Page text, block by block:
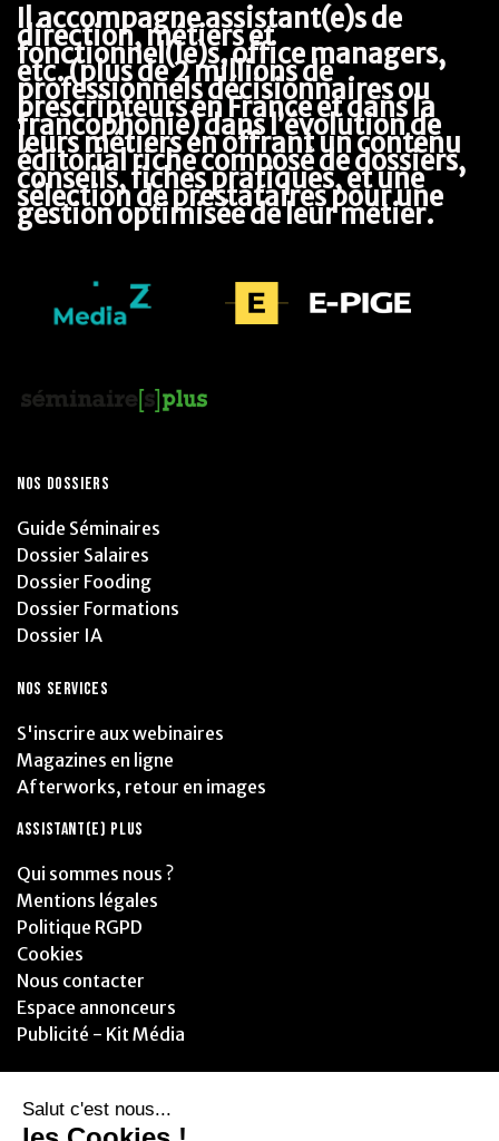
Il accompagne assistant(e)s de
direction, métiers et
fonctionnel(le)s, office managers,
etc. (plus de 2 millions de
professionnels décisionnaires ou
prescripteurs en France et dans la
francophonie) dans l’évolution de
leurs métiers en offrant un contenu
éditorial riche composé de dossiers,
conseils, fiches pratiques, et une
sélection de prestataires pour une
gestion optimisée de leur métier.
NOS DOSSIERS
Guide Séminaires
Dossier Salaires
Dossier Fooding
Dossier Formations
Dossier IA
NOS SERVICES
S'inscrire aux webinaires
Magazines en ligne
Afterworks, retour en images
ASSISTANT(E) PLUS
Qui sommes nous ?
Mentions légales
Politique RGPD
Cookies
Nous contacter
Espace annonceurs
Publicité - Kit Média